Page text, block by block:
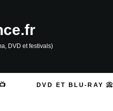
DVD et festivals)
DVD ET BLU-RAY 📀